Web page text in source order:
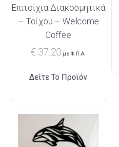
Επιτοίχια Διακοσμητικά
– Τοίχου – Welcome
Coffee
€ 37.20 με Φ.Π.Α.
Δείτε Το Προϊόν